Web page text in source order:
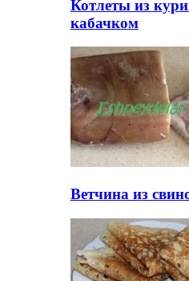
Котлеты из
кабачком
Ветчина из